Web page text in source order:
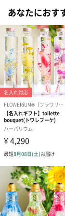
本物の花だけが
枯れることのない
物の花びらだけ
びらを閉じ込めた
あなたにおす